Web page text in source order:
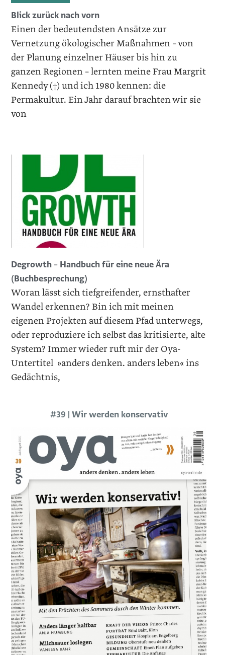
Blick zurück nach vorn
Einen der bedeutendsten Ansätze zur
Vernetzung ökologischer Maßnahmen – von
der Planung einzelner Häuser bis hin zu
ganzen Regionen – lernten meine Frau Margrit
Kennedy (†) und ich 1980 kennen: die
Permakultur. Ein Jahr darauf brachten wir sie
von
Degrowth – Handbuch für eine neue Ära
(Buchbesprechung)
Woran lässt sich tiefgreifender, ernsthafter
Wandel erkennen? Bin ich mit meinen
eigenen Projekten auf diesem Pfad unterwegs,
oder reproduziere ich selbst das kritisierte, alte
System? Immer wieder ruft mir der Oya-
Untertitel »anders denken. anders leben« ins
Gedächtnis,
#39 | Wir werden konservativ